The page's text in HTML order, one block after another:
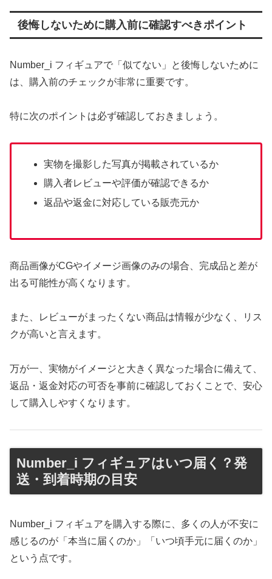
後悔しないために購入前に確認すべきポイント
Number_i フィギュアで「似てない」と後悔しないために
は、購入前のチェックが非常に重要です。
特に次のポイントは必ず確認しておきましょう。
実物を撮影した写真が掲載されているか
購入者レビューや評価が確認できるか
返品や返金に対応している販売元か
商品画像がCGやイメージ画像のみの場合、完成品と差が
出る可能性が高くなります。
また、レビューがまったくない商品は情報が少なく、リス
クが高いと言えます。
万が一、実物がイメージと大きく異なった場合に備えて、
返品・返金対応の可否を事前に確認しておくことで、安心
して購入しやすくなります。
Number_i フィギュアはいつ届く？発
送・到着時期の目安
Number_i フィギュアを購入する際に、多くの人が不安に
感じるのが「本当に届くのか」「いつ頃手元に届くのか」
という点です。